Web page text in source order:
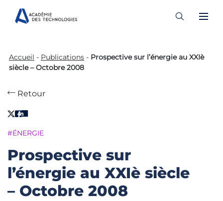
content
Accueil - Publications - Prospective sur l’énergie au XXIè
siècle – Octobre 2008
Retour
#ÉNERGIE
Prospective sur
l’énergie au XXIè siècle
– Octobre 2008